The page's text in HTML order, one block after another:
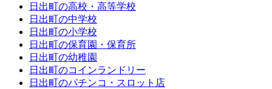
日出町の高校・高等学校
日出町の中学校
日出町の小学校
日出町の保育園・保育所
日出町の幼稚園
日出町のコインランドリー
日出町のパチンコ・スロット店